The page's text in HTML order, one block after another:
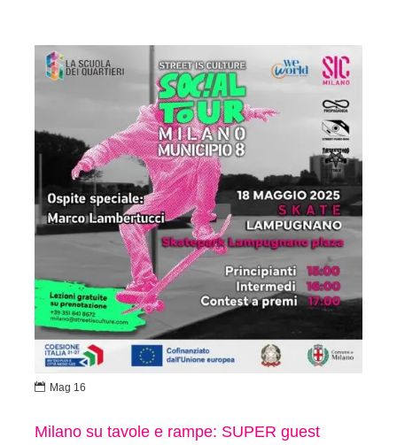
Milano su tavole e rampe: SUPER guest
 Mag 16